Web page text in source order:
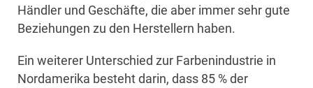
Händler und Geschäfte, die aber immer sehr gute
Beziehungen zu den Herstellern haben.
Ein weiterer Unterschied zur Farbenindustrie in
Nordamerika besteht darin, dass 85 % der